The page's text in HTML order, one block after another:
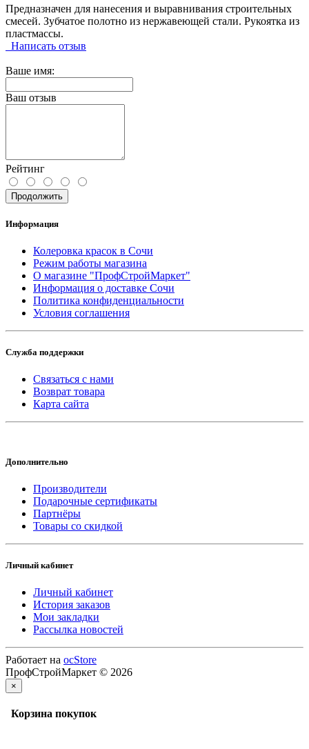
Предназначен для нанесения и выравнивания строительных
смесей. Зубчатое полотно из нержавеющей стали. Рукоятка из
пластмассы.
Написать отзыв
Ваше имя:
Ваш отзыв
Рейтинг
Продолжить
Информация
Колеровка красок в Сочи
Режим работы магазина
О магазине "ПрофСтройМаркет"
Информация о доставке Сочи
Политика конфиденциальности
Условия соглашения
Служба поддержки
Связаться с нами
Возврат товара
Карта сайта
Дополнительно
Производители
Подарочные сертификаты
Партнёры
Товары со скидкой
Личный кабинет
Личный кабинет
История заказов
Мои закладки
Рассылка новостей
Работает на ocStore
ПрофСтройМаркет © 2026
×
Корзина покупок